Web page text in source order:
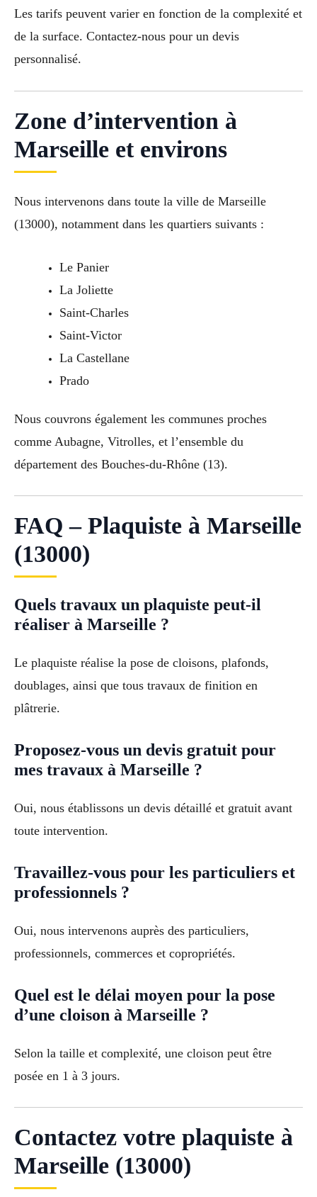
Les tarifs peuvent varier en fonction de la complexité et
de la surface. Contactez-nous pour un devis
personnalisé.
Zone d’intervention à
Marseille et environs
Nous intervenons dans toute la ville de Marseille
(13000), notamment dans les quartiers suivants :
Le Panier
La Joliette
Saint-Charles
Saint-Victor
La Castellane
Prado
Nous couvrons également les communes proches
comme Aubagne, Vitrolles, et l’ensemble du
département des Bouches-du-Rhône (13).
FAQ – Plaquiste à Marseille
(13000)
Quels travaux un plaquiste peut-il
réaliser à Marseille ?
Le plaquiste réalise la pose de cloisons, plafonds,
doublages, ainsi que tous travaux de finition en
plâtrerie.
Proposez-vous un devis gratuit pour
mes travaux à Marseille ?
Oui, nous établissons un devis détaillé et gratuit avant
toute intervention.
Travaillez-vous pour les particuliers et
professionnels ?
Oui, nous intervenons auprès des particuliers,
professionnels, commerces et copropriétés.
Quel est le délai moyen pour la pose
d’une cloison à Marseille ?
Selon la taille et complexité, une cloison peut être
posée en 1 à 3 jours.
Contactez votre plaquiste à
Marseille (13000)